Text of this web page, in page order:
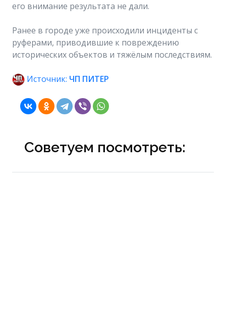
его внимание результата не дали.
Ранее в городе уже происходили инциденты с
руферами, приводившие к повреждению
исторических объектов и тяжёлым последствиям.
Источник: ЧП ПИТЕР
Советуем посмотреть: